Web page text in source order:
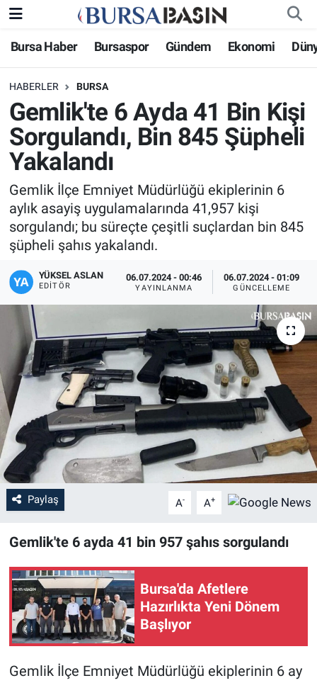
Bursa Haber Bursaspor Gündem Ekonomi
HABERLER BURSA
Gemlik'te 6 Ayda 41 Bin Kişi
Sorgulandı, Bin 845 Şüpheli
Yakalandı
Gemlik İlçe Emniyet Müdürlüğü ekiplerinin 6
aylık asayiş uygulamalarında 41,957 kişi
sorgulandı; bu süreçte çeşitli suçlardan bin 845
şüpheli şahıs yakalandı.
YÜKSEL ASLAN
EDITÖR
06.07.2024 - 00:46
YAYINLANMA
06.07.2024 - 01:09
GÜNCELLEME
Paylaş A- A+
Gemlik'te 6 ayda 41 bin 957 şahıs sorgulandı
Bursa'da Afetlere
Hazırlıkta Yeni Dönem
Başlıyor
Gemlik İlçe Emniyet Müdürlüğü ekiplerinin 6 ay
Bursa Haber
Genel
Politika
Bilim, Teknoloji
KÜLTÜR-SANAT
Yerel
Bursaspor
Gündem
Sağlık
Eğitim
Ekonomi
Dünya
Teknoloji
Yaşam
Spor
Nöbetçi Eczaneler
Bursa Nöbetçi Eczaneler
Bursa Hava Durumu
Bursa Namaz Vakitleri
Bursa Trafik Yoğunluk Haritası
Süper Lig Puan Durumu ve Fikstür
Tüm Manşetler
Son Dakika Haberleri
Haber Arşivi